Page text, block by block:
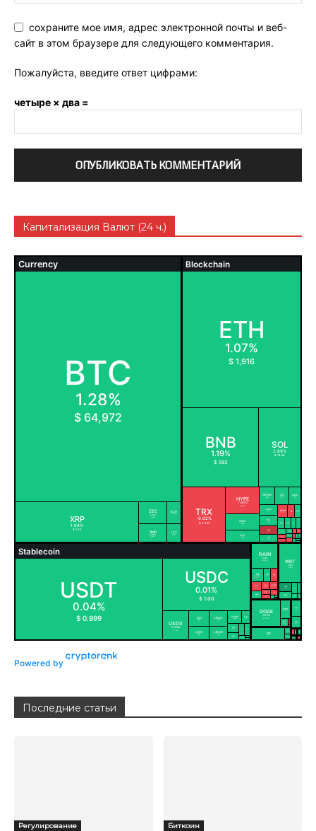
сохраните мое имя, адрес электронной почты и веб-
сайт в этом браузере для следующего комментария.
Пожалуйста, введите ответ цифрами:
четыре × два =
Капитализация Валют (24 ч.)
Powered by
Последние статьи
Регулирование Биткоин